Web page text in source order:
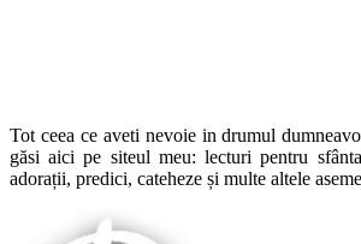
Tot ceea ce aveti nevoie in drumul
găsi aici pe siteul meu: lecturi pentru
adorații, predici, cateheze și multe altele